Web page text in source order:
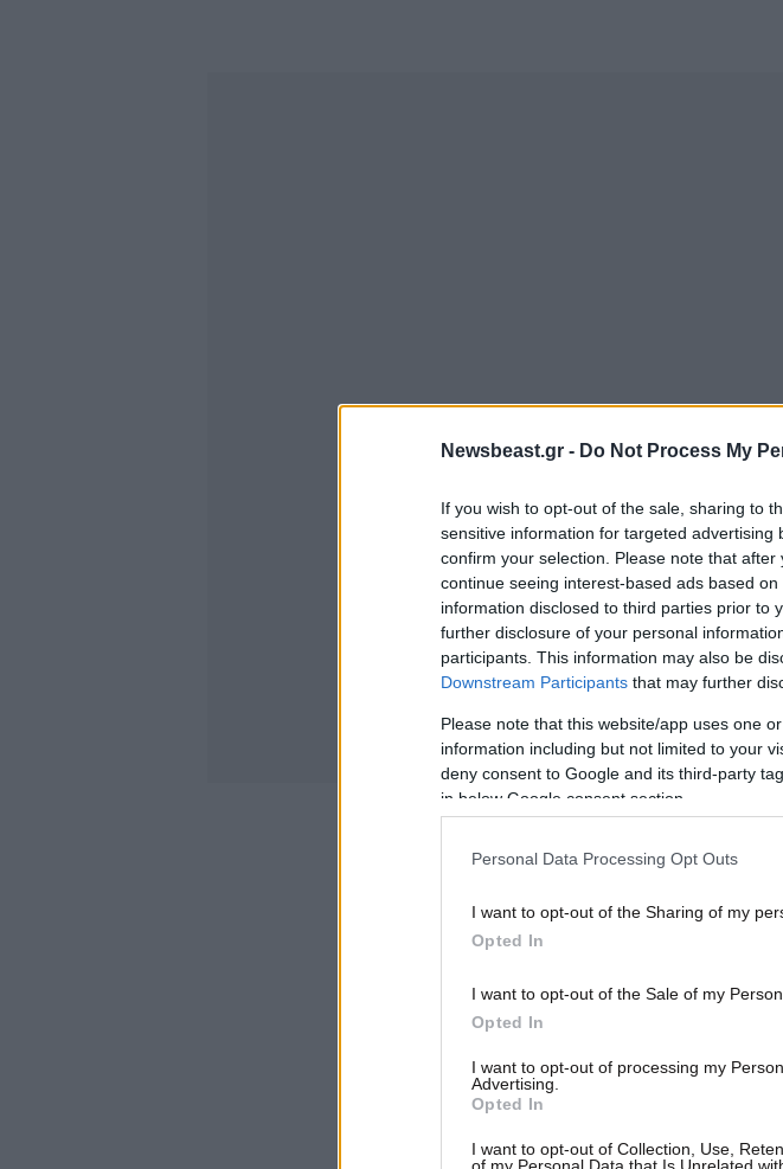
Newsbeast.gr - Do Not Process My
If you wish to opt-out of the sale, sharing to
sensitive information for targeted
confirm your selection. Please note that
continue seeing interest-based ads based
information disclosed to third parties prior to
further disclosure of your personal
participants. This information may also be
Downstream Participants that may further
Please note that this website/app uses one
information including but not limited to your
deny consent to Google and its third-party
in below Google consent section.
Personal Data Processing Opt Outs
I want to opt-out of the Sharing of my
Opted In
I want to opt-out of the Sale of my
Opted In
I want to opt-out of processing my
Advertising.
Opted In
I want to opt-out of Collection, Use,
of my Personal Data that Is Unrelated